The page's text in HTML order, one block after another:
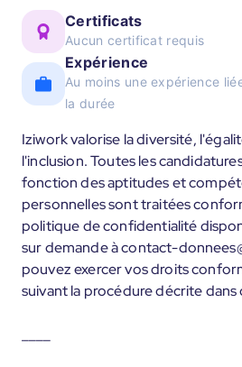
Certificats
Aucun certificat requis
Expérience
Au moins une expérience
la durée
Iziwork valorise la diversité,
l'inclusion. Toutes les
fonction des aptitudes et
personnelles sont traitées
politique de confidentialité
sur demande à contact-
pouvez exercer vos droits
suivant la procédure décrite dans